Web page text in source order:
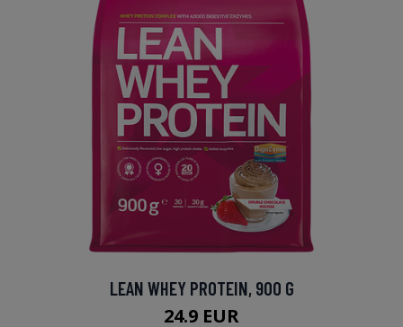
LEAN WHEY PROTEIN, 900 G
24.9 EUR